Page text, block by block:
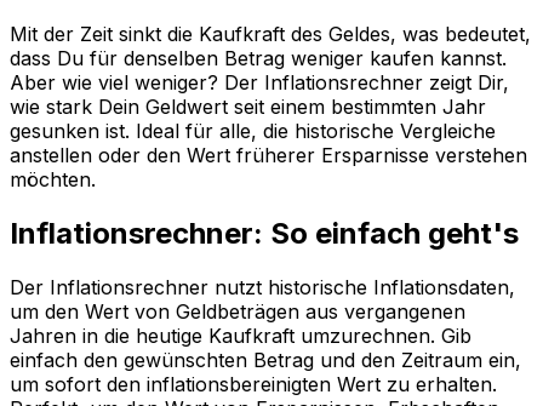
Mit der Zeit sinkt die Kaufkraft des Geldes, was bedeutet,
dass Du für denselben Betrag weniger kaufen kannst.
Aber wie viel weniger? Der Inflationsrechner zeigt Dir,
wie stark Dein Geldwert seit einem bestimmten Jahr
gesunken ist. Ideal für alle, die historische Vergleiche
anstellen oder den Wert früherer Ersparnisse verstehen
möchten.
Inflationsrechner: So einfach geht's
Der Inflationsrechner nutzt historische Inflationsdaten,
um den Wert von Geldbeträgen aus vergangenen
Jahren in die heutige Kaufkraft umzurechnen. Gib
einfach den gewünschten Betrag und den Zeitraum ein,
um sofort den inflationsbereinigten Wert zu erhalten.